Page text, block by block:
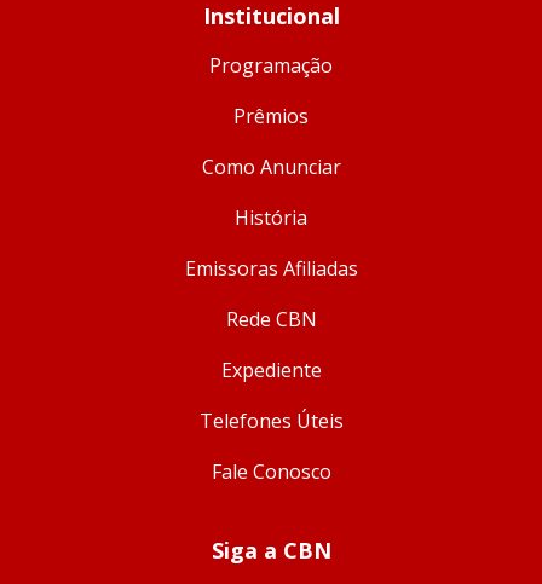
Institucional
Programação
Prêmios
Como Anunciar
História
Emissoras Afiliadas
Rede CBN
Expediente
Telefones Úteis
Fale Conosco
Siga a CBN